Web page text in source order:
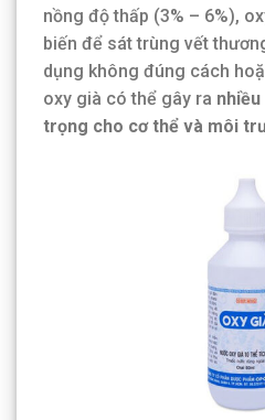
nồng độ thấp (3% – 6%),
biến để sát trùng vết
dụng không đúng cách
oxy già có thể gây ra
trọng cho cơ thể và môi